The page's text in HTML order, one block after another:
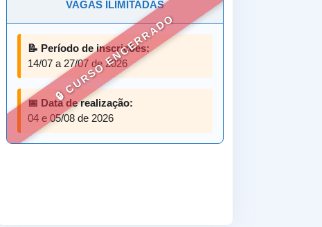
🔒 CURSO ENCERRADO
VAGAS ILIMITADAS
📝 Período de inscrições:
14/07 a 27/07 de 2026
📅 Data de realização:
04 e 05/08 de 2026